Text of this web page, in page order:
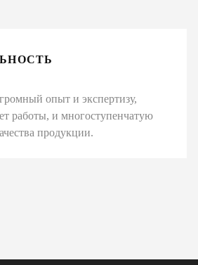
опыт и экспертизу,
работы, и многоступенчатую
продукции.